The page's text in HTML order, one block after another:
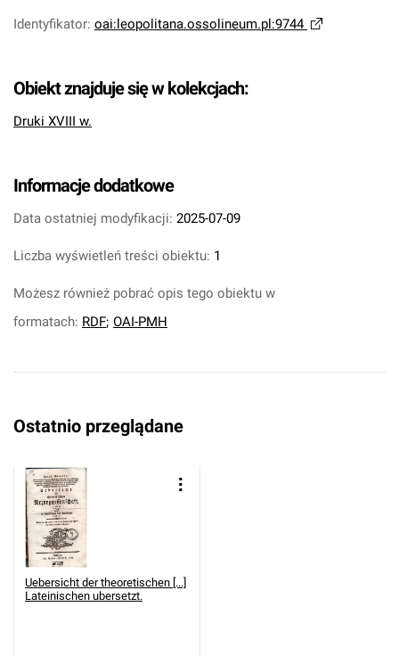
Identyfikator: oai:leopolitana.ossolineum.pl:9744
Obiekt znajduje się w kolekcjach:
Druki XVIII w.
Informacje dodatkowe
Data ostatniej modyfikacji: 2025-07-09
Liczba wyświetleń treści obiektu: 1
Możesz również pobrać opis tego obiektu w
formatach: RDF; OAI-PMH
Ostatnio przeglądane
Uebersicht der theoretischen [...]
Lateinischen ubersetzt.